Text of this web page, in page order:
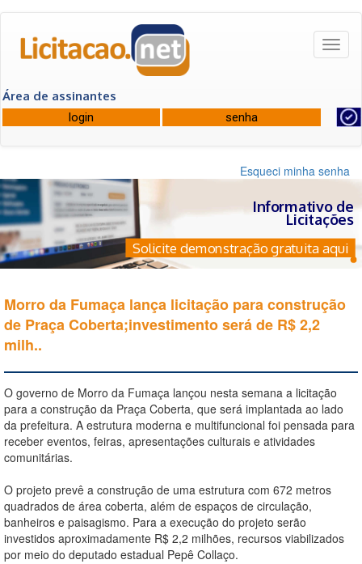
Área de assinantes
Esqueci minha senha
Informativo de
Licitações
Solicite demonstração gratuita aqui
Morro da Fumaça lança licitação para construção
de Praça Coberta;investimento será de R$ 2,2
milh..
O governo de Morro da Fumaça lançou nesta semana a licitação
para a construção da Praça Coberta, que será implantada ao lado
da prefeitura. A estrutura moderna e multifuncional foi pensada para
receber eventos, feiras, apresentações culturais e atividades
comunitárias.
O projeto prevê a construção de uma estrutura com 672 metros
quadrados de área coberta, além de espaços de circulação,
banheiros e paisagismo. Para a execução do projeto serão
investidos aproximadamente R$ 2,2 milhões, recursos viabilizados
por meio do deputado estadual Pepê Collaço.